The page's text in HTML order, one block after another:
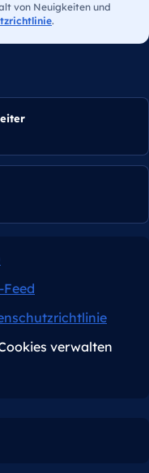
von Neuigkeiten und
.
Feed
verwalten